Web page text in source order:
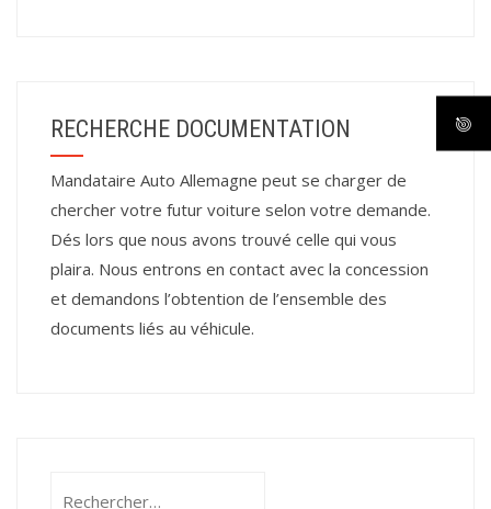
RECHERCHE DOCUMENTATION
Mandataire Auto Allemagne peut se charger de
chercher votre futur voiture selon votre demande.
Dés lors que nous avons trouvé celle qui vous
plaira. Nous entrons en contact avec la concession
et demandons l’obtention de l’ensemble des
documents liés au véhicule.